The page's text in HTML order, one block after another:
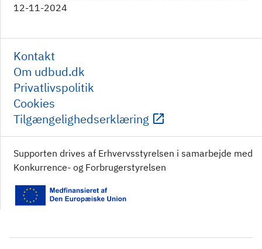
12-11-2024
Kontakt
Om udbud.dk
Privatlivspolitik
Cookies
Tilgængelighedserklæring
Supporten drives af Erhvervsstyrelsen i samarbejde med
Konkurrence- og Forbrugerstyrelsen